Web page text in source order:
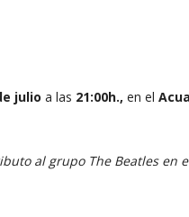
julio a las 21:00h., en el
al grupo The Beatles en